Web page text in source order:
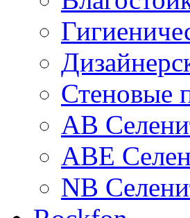
Стеновые
AB
ABE
NB